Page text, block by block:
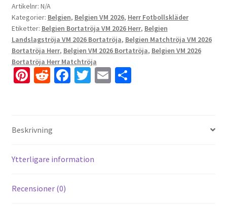
Artikelnr: N/A
Kategorier: Belgien, Belgien VM 2026, Herr Fotbollskläder
Etiketter: Belgien Bortatröja VM 2026 Herr, Belgien
Landslagströja VM 2026 Bortatröja, Belgien Matchtröja VM 2026
Bortatröja Herr, Belgien VM 2026 Bortatröja, Belgien VM 2026
Bortatröja Herr Matchtröja
Pi
es
t
R
di
t
Fa
k
T E D
Beskrivning
Ytterligare information
Recensioner (0)